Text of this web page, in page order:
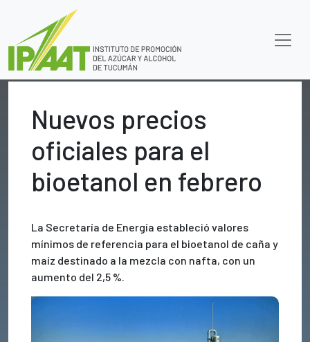
Nuevos precios
oficiales para el
bioetanol en febrero
La Secretaría de Energía estableció valores
mínimos de referencia para el bioetanol de caña y
maíz destinado a la mezcla con nafta, con un
aumento del 2,5 %.